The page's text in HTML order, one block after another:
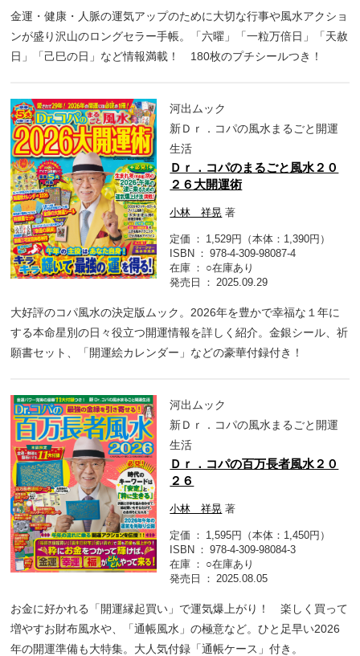
金運・健康・人脈の運気アップのために大切な行事や風水アクショ
ンが盛り沢山のロングセラー手帳。「六曜」「一粒万倍日」「天赦
日」「己巳の日」など情報満載！ 180枚のプチシールつき！
河出ムック
新Ｄｒ．コパの風水まるごと開運
生活
Ｄｒ．コパのまるごと風水２０
２６大開運術
小林 祥晃 著
定価
1,529円（本体：1,390円）
ISBN
978-4-309-98087-4
在庫
○在庫あり
発売日
2025.09.29
大好評のコパ風水の決定版ムック。2026年を豊かで幸福な１年に
する本命星別の日々役立つ開運情報を詳しく紹介。金銀シール、祈
願書セット、「開運絵カレンダー」などの豪華付録付き！
河出ムック
新Ｄｒ．コパの風水まるごと開運
生活
Ｄｒ．コパの百万長者風水２０
２６
小林 祥晃 著
定価
1,595円（本体：1,450円）
ISBN
978-4-309-98084-3
在庫
○在庫あり
発売日
2025.08.05
お金に好かれる「開運縁起買い」で運気爆上がり！ 楽しく買って
増やすお財布風水や、「通帳風水」の極意など。ひと足早い2026
年の開運準備も大特集。大人気付録「通帳ケース」付き。